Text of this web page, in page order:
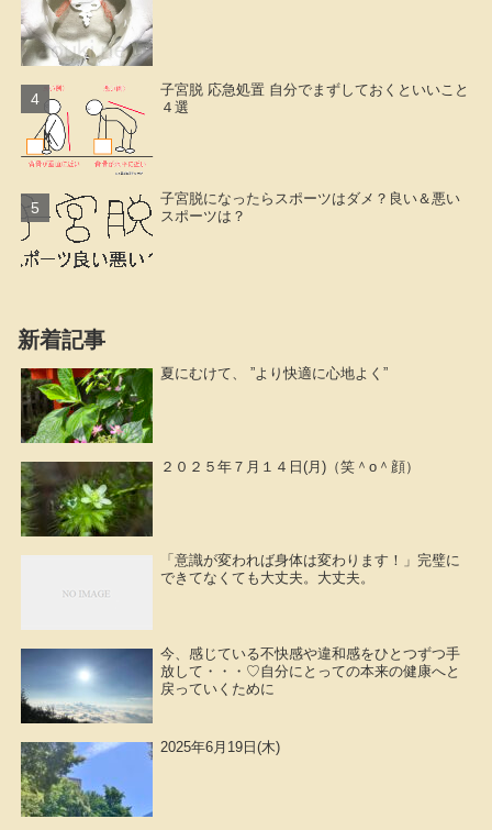
子宮脱 応急処置 自分でまずしておくといいこと
４選
子宮脱になったらスポーツはダメ？良い＆悪い
スポーツは？
新着記事
夏にむけて、 ”より快適に心地よく”
２０２５年７月１４日(月)（笑＾o＾顔）
「意識が変われば身体は変わります！」完璧に
できてなくても大丈夫。大丈夫。
今、感じている不快感や違和感をひとつずつ手
放して・・・♡自分にとっての本来の健康へと
戻っていくために
2025年6月19日(木)